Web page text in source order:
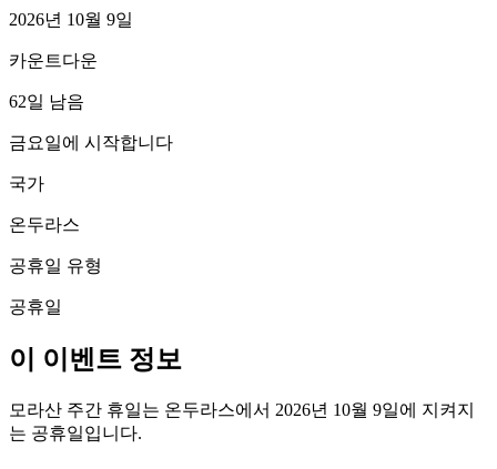
2026년 10월 9일
카운트다운
62일 남음
금요일에 시작합니다
국가
온두라스
공휴일 유형
공휴일
이 이벤트 정보
모라산 주간 휴일는 온두라스에서 2026년 10월 9일에 지켜지
는 공휴일입니다.